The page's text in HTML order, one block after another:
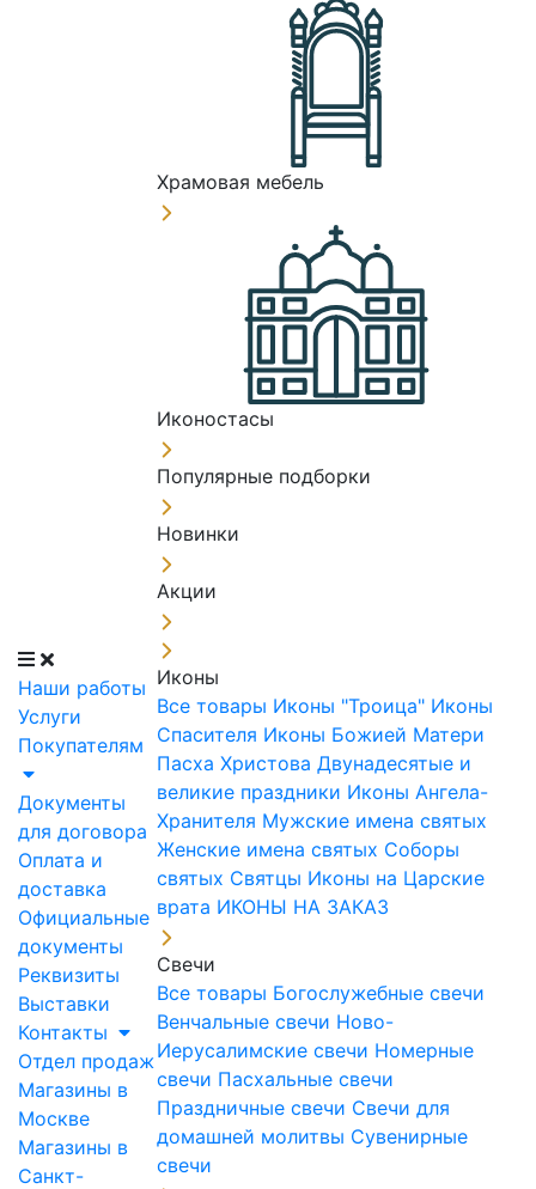
Наши работы
Услуги
Покупателям
Документы
для договора
Оплата и
доставка
Официальные
документы
Реквизиты
Выставки
Контакты
Отдел продаж
Магазины в
Москве
Магазины в
Санкт-
Храмовая мебель
Иконостасы
Популярные подборки
Новинки
Акции
Иконы
Все товары Иконы "Троица" Иконы
Спасителя Иконы Божией Матери
Пасха Христова Двунадесятые и
великие праздники Иконы Ангела-
Хранителя Мужские имена святых
Женские имена святых Соборы
святых Святцы Иконы на Царские
врата ИКОНЫ НА ЗАКАЗ
Свечи
Все товары Богослужебные свечи
Венчальные свечи Ново-
Иерусалимские свечи Номерные
свечи Пасхальные свечи
Праздничные свечи Свечи для
домашней молитвы Сувенирные
свечи